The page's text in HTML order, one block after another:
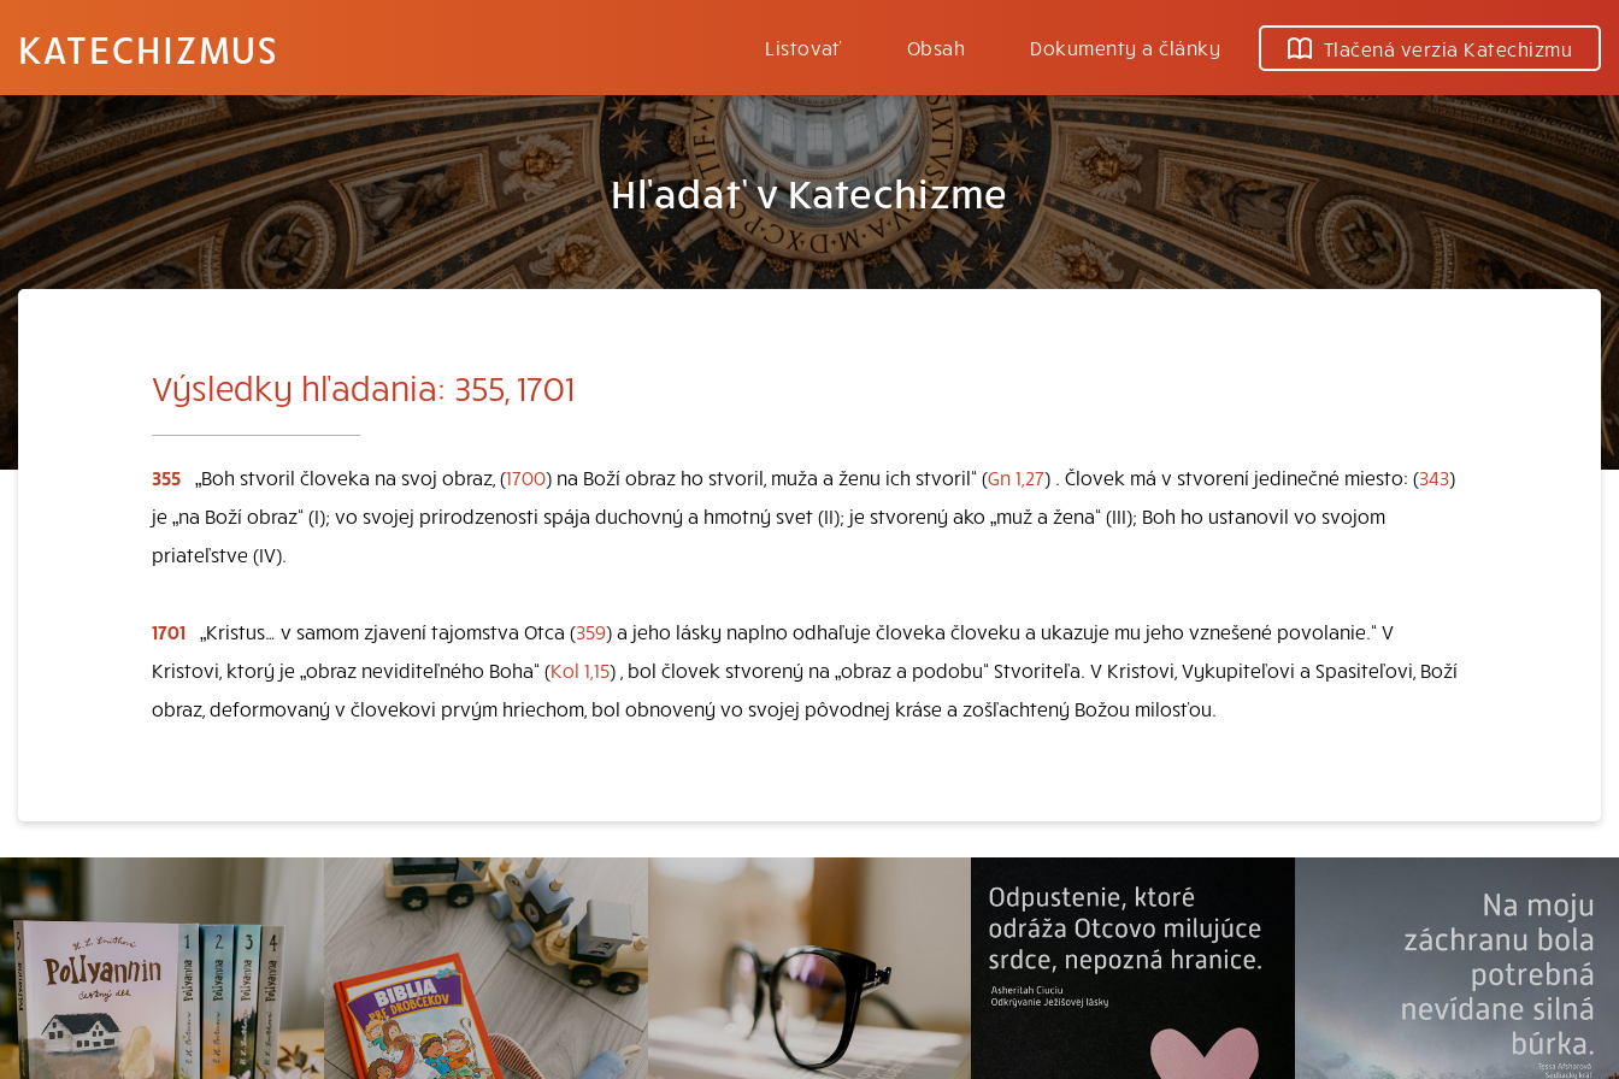
KATECHIZMUS Listovať Obsah Dokumenty a články Tlačená verzia Katechizmu
Hľadať v Katechizme
Výsledky hľadania: 355, 1701
355 „Boh stvoril človeka na svoj obraz, (1700) na Boží obraz ho stvoril, muža a ženu ich stvoril“ (Gn 1,27) . Človek má v stvorení jedinečné miesto: (343)
je „na Boží obraz“ (I); vo svojej prirodzenosti spája duchovný a hmotný svet (II); je stvorený ako „muž a žena“ (III); Boh ho ustanovil vo svojom
priateľstve (IV).
1701 „Kristus… v samom zjavení tajomstva Otca (359) a jeho lásky naplno odhaľuje človeka človeku a ukazuje mu jeho vznešené povolanie.“ V
Kristovi, ktorý je „obraz neviditeľného Boha“ (Kol 1,15) , bol človek stvorený na „obraz a podobu“ Stvoriteľa. V Kristovi, Vykupiteľovi a Spasiteľovi, Boží
obraz, deformovaný v človekovi prvým hriechom, bol obnovený vo svojej pôvodnej kráse a zošľachtený Božou milosťou.